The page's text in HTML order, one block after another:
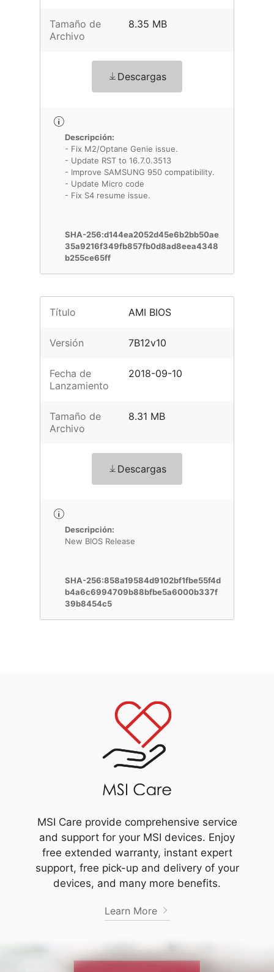
Tamaño de
Archivo
8.35 MB
Descargas
Descripción:
- Fix M2/Optane Genie issue.
- Update RST to 16.7.0.3513
- Improve SAMSUNG 950 compatibility.
- Update Micro code
- Fix S4 resume issue.
SHA-256:d144ea2052d45e6b2bb50ae
35a9216f349fb857fb0d8ad8eea4348
b255ce65ff
Título AMI BIOS
Versión 7B12v10
Fecha de
Lanzamiento
2018-09-10
Tamaño de
Archivo
8.31 MB
Descargas
Descripción:
New BIOS Release
SHA-256:858a19584d9102bf1fbe55f4d
b4a6c6994709b88bfbe5a6000b337f
39b8454c5
MSI Care provide comprehensive service
and support for your MSI devices. Enjoy
free extended warranty, instant expert
support, free pick-up and delivery of your
devices, and many more benefits.
Learn More